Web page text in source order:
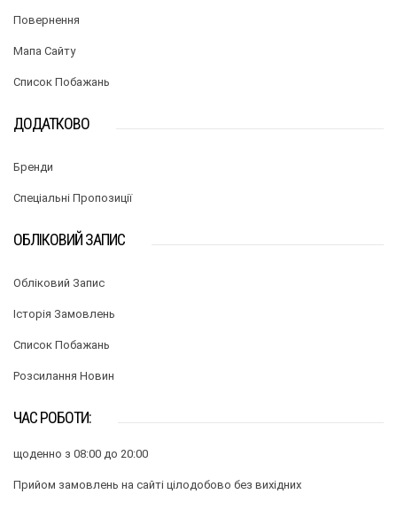
Повернення
Мапа Сайту
Список Побажань
ДОДАТКОВО
Бренди
Спеціальні Пропозиції
ОБЛІКОВИЙ ЗАПИС
Обліковий Запис
Історія Замовлень
Список Побажань
Розсилання Новин
ЧАС РОБОТИ:
щоденно з 08:00 до 20:00
Прийом замовлень на сайті цілодобово без вихідних